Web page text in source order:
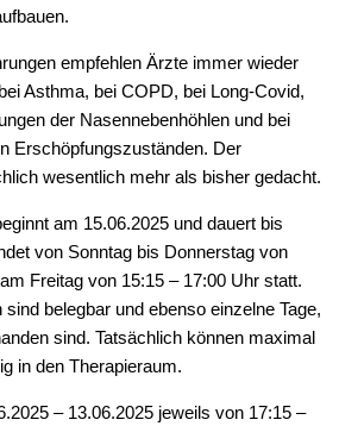
empfehlen Ärzte immer wieder
Asthma, bei COPD, bei Long-Covid,
der Nasennebenhöhlen und bei
Erschöpfungszuständen. Der
wesentlich mehr als bisher gedacht.
am 15.06.2025 und dauert bis
von Sonntag bis Donnerstag von
Freitag von 15:15 – 17:00 Uhr statt.
belegbar und ebenso einzelne Tage,
sind. Tatsächlich können maximal
in den Therapieraum.
– 13.06.2025 jeweils von 17:15 –